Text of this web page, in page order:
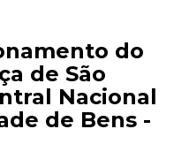
do
de São
Nacional
de Bens -